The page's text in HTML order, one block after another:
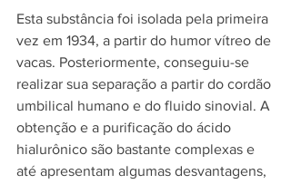
Esta substância foi isolada pela primeira
vez em 1934, a partir do humor vítreo de
vacas. Posteriormente, conseguiu-se
realizar sua separação a partir do cordão
umbilical humano e do fluido sinovial. A
obtenção e a purificação do ácido
hialurônico são bastante complexas e
até apresentam algumas desvantagens,